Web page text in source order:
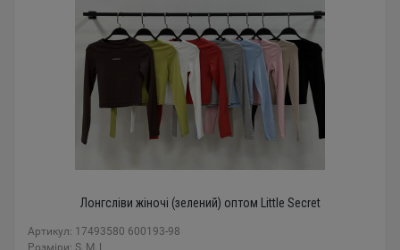
Лонгсліви жіночі (зелений) оптом Little Secret
Артикул: 17493580 600193-98
Розміри: S, M, L